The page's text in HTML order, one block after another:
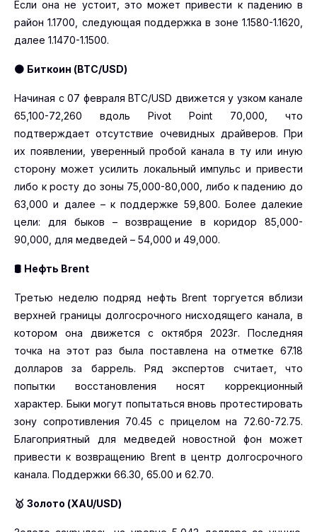
Если она не устоит, это может привести к падению в
район 1.1700, следующая поддержка в зоне 1.1580-1.1620,
далее 1.1470-1.1500.
🟠 Биткоин (BTC/USD)
Начиная с 07 февраля BTC/USD движется у узком канале
65,100-72,260 вдоль Pivot Point 70,000, что
подтверждает отсутствие очевидных драйверов. При
их появлении, уверенный пробой канала в ту или иную
сторону может усилить локальный импульс и привести
либо к росту до зоны 75,000-80,000, либо к падению до
63,000 и далее – к поддержке 59,800. Более далекие
цели: для быков – возвращение в коридор 85,000-
90,000, для медведей – 54,000 и 49,000.
🛢 Нефть Brent
Третью неделю подряд нефть Brent торгуется вблизи
верхней границы долгосрочного нисходящего канала, в
котором она движется с октября 2023г. Последняя
точка на этот раз была поставлена на отметке 67.18
долларов за баррель. Ряд экспертов считает, что
попытки восстановления носят коррекционный
характер. Быки могут попытаться вновь протестировать
зону сопротивления 70.45 с прицелом на 72.60-72.75.
Благоприятный для медведей новостной фон может
привести к возвращению Brent в центр долгосрочного
канала. Поддержки 66.30, 65.00 и 62.70.
🥇 Золото (XAU/USD)